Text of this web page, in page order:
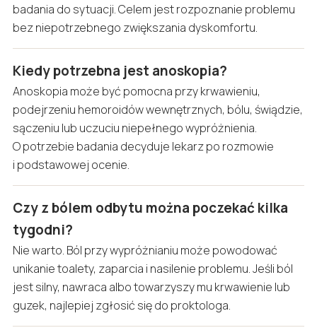
badania do sytuacji. Celem jest rozpoznanie problemu
bez niepotrzebnego zwiększania dyskomfortu.
Kiedy potrzebna jest anoskopia?
Anoskopia może być pomocna przy krwawieniu,
podejrzeniu hemoroidów wewnętrznych, bólu, świądzie,
sączeniu lub uczuciu niepełnego wypróżnienia.
O potrzebie badania decyduje lekarz po rozmowie
i podstawowej ocenie.
Czy z bólem odbytu można poczekać kilka
tygodni?
Nie warto. Ból przy wypróżnianiu może powodować
unikanie toalety, zaparcia i nasilenie problemu. Jeśli ból
jest silny, nawraca albo towarzyszy mu krwawienie lub
guzek, najlepiej zgłosić się do proktologa.